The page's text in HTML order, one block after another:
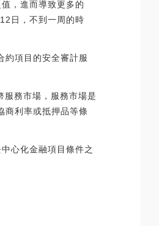
，進而導致更多的
日，不到一周的時
約項目的安全審計服
務市場，服務市場是
商利率或抵押品等條
心化金融項目條件之